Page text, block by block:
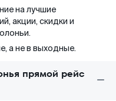
на лучшие
акции, скидки и
а не в выходные.
прямой рейс